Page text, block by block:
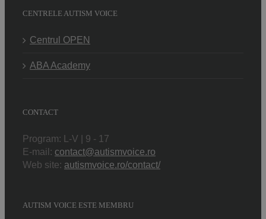
CENTRELE AUTISM VOICE
Centrul OPEN
ABA Academy
CONTACT
Program: L-V | 9 - 17
E-mail: contact@autismvoice.ro
Web site: autismvoice.ro/contact/
AUTISM VOICE ESTE MEMBRU